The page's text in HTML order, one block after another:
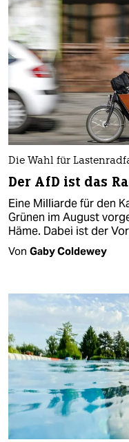
Die Wahl für
Der AfD ist das
Eine Milliarde für den
Grünen im August
Häme. Dabei ist der
Von Gaby Coldewey